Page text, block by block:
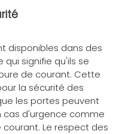
disponibles dans des
signifie qu'ils se
de courant. Cette
la sécurité des
les portes peuvent
d'urgence comme
Le respect des